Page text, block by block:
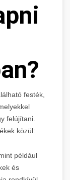
festék,
felújítani.
közül:
például
és